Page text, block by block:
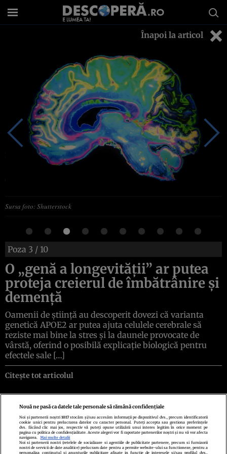
Înapoi la articol
Sursa foto: Shutterstock
Poza 3 / 10
O „genă a longevității” ar putea
proteja creierul de îmbătrânire și
demență
Oamenii de știință au descoperit dovezi că varianta
genetică APOE2 ar putea ajuta celulele cerebrale să
reziste mai bine la stres și la daunele provocate de
vârstă, oferind o posibilă explicație biologică pentru
efectele sale […]
Citește tot articolul
Politica de confidenţialitatePolitica de cookiesTermeni şi condiţii
Echipa redacționalăContactSetări Cookies
Nouă ne pasă ca datele tale personale să rămână confidențiale
Noi și partenerii noștri1017 stocăm și/sau accesăm informații pe dispozitivul dvs., precum identificatorii
cookie unici pentru prelucrarea datelor cu caracter personal. Puteți accepta sau gestiona preferințele
dvs. făcând clic mai jos, respectiv vă puteți opune utilizării unui interes legitim în orice moment pe
pagina cu politica de confidențialitate. Aceste alegeri vor fi raportate partenerilor noștri și nu vă vor afecta
navigarea.
Mai multe detalii
Noi si partenerii nostri (retelele de socializare si agentiile de publicitate partenere, precum si furnizorii
nostri de servicii de date analitice) prelucram date pentru a permite website-ului sa functioneze, pentru a
personaliza continutul si anunturile publicitare afisate in functie de interesele si/sau profilul dvs.,